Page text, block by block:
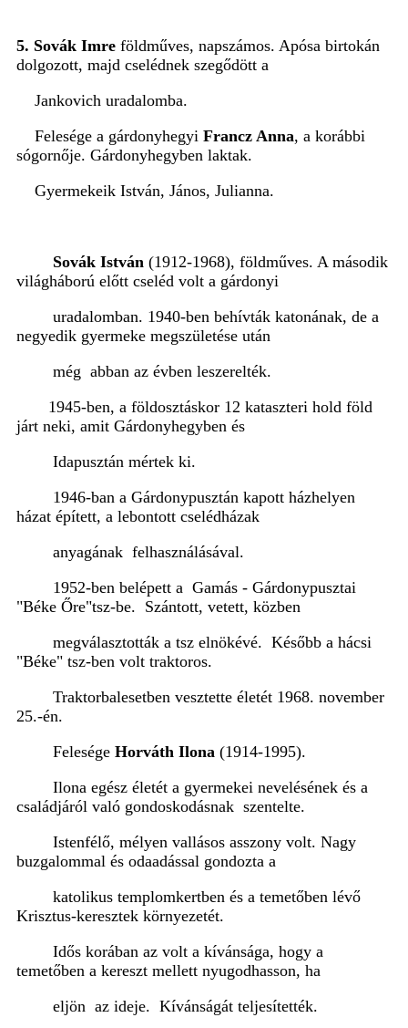
5. Sovák Imre földműves, napszámos. Apósa birtokán
dolgozott, majd cselédnek szegődött a
Jankovich uradalomba.
Felesége a gárdonyhegyi Francz Anna, a korábbi
sógornője. Gárdonyhegyben laktak.
Gyermekeik István, János, Julianna.
Sovák István (1912-1968), földműves. A második
világháború előtt cseléd volt a gárdonyi
uradalomban. 1940-ben behívták katonának, de a
negyedik gyermeke megszületése után
még abban az évben leszerelték.
1945-ben, a földosztáskor 12 kataszteri hold föld
járt neki, amit Gárdonyhegyben és
Idapusztán mértek ki.
1946-ban a Gárdonypusztán kapott házhelyen
házat épített, a lebontott cselédházak
anyagának felhasználásával.
1952-ben belépett a Gamás - Gárdonypusztai
"Béke Őre"tsz-be. Szántott, vetett, közben
megválasztották a tsz elnökévé. Később a hácsi
"Béke" tsz-ben volt traktoros.
Traktorbalesetben vesztette életét 1968. november
25.-én.
Felesége Horváth Ilona (1914-1995).
Ilona egész életét a gyermekei nevelésének és a
családjáról való gondoskodásnak szentelte.
Istenfélő, mélyen vallásos asszony volt. Nagy
buzgalommal és odaadással gondozta a
katolikus templomkertben és a temetőben lévő
Krisztus-keresztek környezetét.
Idős korában az volt a kívánsága, hogy a
temetőben a kereszt mellett nyugodhasson, ha
eljön az ideje. Kívánságát teljesítették.